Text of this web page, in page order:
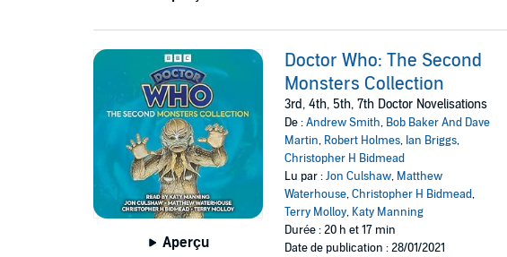
Aperçu
Doctor Who: The Second
Monsters Collection
3rd, 4th, 5th, 7th Doctor Novelisations
De :Andrew Smith, Bob Baker And Dave
Martin, Robert Holmes, Ian Briggs,
Christopher H Bidmead
Lu par :Jon Culshaw, Matthew
Waterhouse,Christopher H Bidmead,
Terry Molloy, Katy Manning
Durée : 20 h et 17 min
Date de publication : 28/01/2021